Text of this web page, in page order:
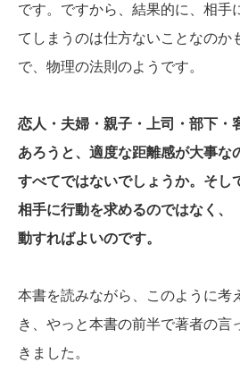
です。ですから、結果的に、相手
てしまうのは仕方ないことなのか
で、物理の法則のようです。
恋人・夫婦・親子・上司・部下・
あろうと、適度な距離感が大事な
すべてではないでしょうか。そし
相手に行動を求めるのではなく、
動すればよいのです。
本書を読みながら、このように考
き、やっと本書の前半で著者の言
きました。